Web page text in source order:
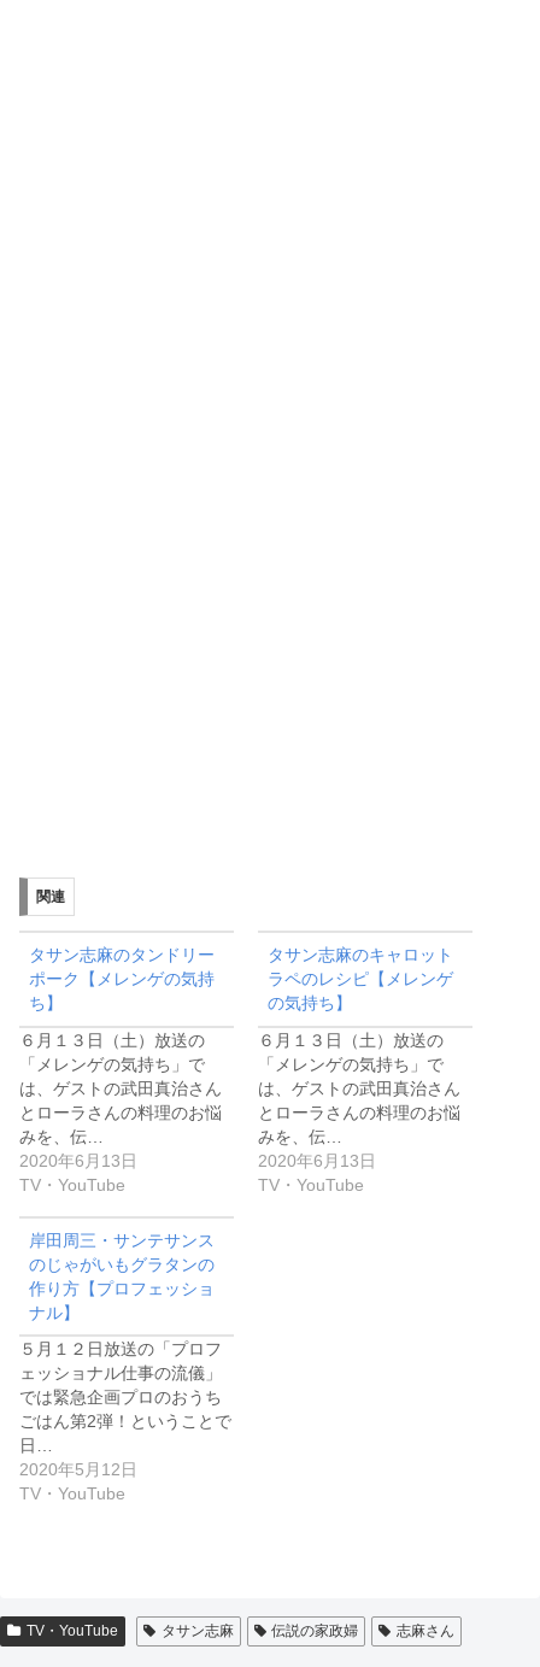
関連
タサン志麻のタンドリー
ポーク【メレンゲの気持
ち】
６月１３日（土）放送の
「メレンゲの気持ち」で
は、ゲストの武田真治さん
とローラさんの料理のお悩
みを、伝…
2020年6月13日
TV・YouTube
タサン志麻のキャロット
ラペのレシピ【メレンゲ
の気持ち】
６月１３日（土）放送の
「メレンゲの気持ち」で
は、ゲストの武田真治さん
とローラさんの料理のお悩
みを、伝…
2020年6月13日
TV・YouTube
岸田周三・サンテサンス
のじゃがいもグラタンの
作り方【プロフェッショ
ナル】
５月１２日放送の「プロフ
ェッショナル仕事の流儀」
では緊急企画プロのおうち
ごはん第2弾！ということで
日…
2020年5月12日
TV・YouTube
TV・YouTube タサン志麻 伝説の家政婦 志麻さん